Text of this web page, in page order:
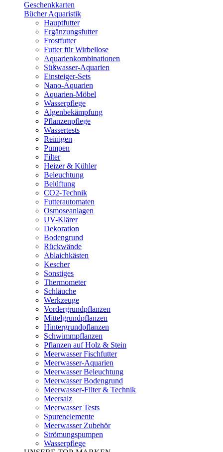
Geschenkkarten
Bücher Aquaristik
Hauptfutter
Ergänzungsfutter
Frostfutter
Futter für Wirbellose
Aquarienkombinationen
Süßwasser-Aquarien
Einsteiger-Sets
Nano-Aquarien
Aquarien-Möbel
Wasserpflege
Algenbekämpfung
Pflanzenpflege
Wassertests
Reinigen
Pumpen
Filter
Heizer & Kühler
Beleuchtung
Belüftung
CO2-Technik
Futterautomaten
Osmoseanlagen
UV-Klärer
Dekoration
Bodengrund
Rückwände
Ablaichkästen
Kescher
Sonstiges
Thermometer
Schläuche
Werkzeuge
Vordergrundpflanzen
Mittelgrundpflanzen
Hintergrundpflanzen
Schwimmpflanzen
Pflanzen auf Holz & Stein
Meerwasser Fischfutter
Meerwasser-Aquarien
Meerwasser Beleuchtung
Meerwasser Bodengrund
Meerwasser-Filter & Technik
Meersalz
Meerwasser Tests
Spurenelemente
Meerwasser Zubehör
Strömungspumpen
Wasserpflege